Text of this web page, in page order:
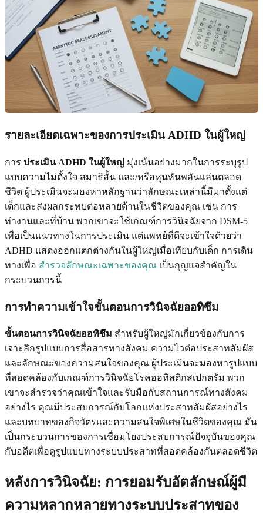
รายละเอียดเฉพาะของการประเมิน ADHD ในผู้ใหญ่
การ ประเมิน ADHD ในผู้ใหญ่ มุ่งเน้นอย่างมากในการระบุรูป
แบบความไม่ตั้งใจ สมาธิสั้น และ/หรือหุนหันพลันแล่นตลอด
ชีวิต ผู้ประเมินจะมองหาหลักฐานว่าลักษณะเหล่านี้มีมาตั้งแต่
เด็กและส่งผลกระทบต่อหลายด้านในชีวิตของคุณ เช่น การ
ทำงานและที่บ้าน พวกเขาจะใช้เกณฑ์การวินิจฉัยจาก DSM-5
เพื่อเป็นแนวทางในการประเมิน แต่แพทย์ที่ดีจะเข้าใจด้วยว่า
ADHD แสดงออกแตกต่างกันในผู้ใหญ่เมื่อเทียบกับเด็ก การเดิน
ทางเพื่อ สำรวจลักษณะเฉพาะของคุณ เป็นกุญแจสำคัญใน
กระบวนการนี้
การทำความเข้าใจขั้นตอนการวินิจฉัยออทิซึม
ขั้นตอนการวินิจฉัยออทิซึม สำหรับผู้ใหญ่มักเกี่ยวข้องกับการ
เจาะลึกรูปแบบการสื่อสารทางสังคม ความไวต่อประสาทสัมผัส
และลักษณะของความสนใจของคุณ ผู้ประเมินจะมองหารูปแบบ
ที่สอดคล้องกับเกณฑ์การวินิจฉัยโรคออทิสติกสเปกตรัม พวก
เขาจะสำรวจว่าคุณเข้าใจและรับมือกับสถานการณ์ทางสังคม
อย่างไร คุณมีประสบการณ์กับโลกแห่งประสาทสัมผัสอย่างไร
และบทบาทของกิจวัตรและความสนใจพิเศษในชีวิตของคุณ มัน
เป็นกระบวนการของการเชื่อมโยงประสบการณ์ปัจจุบันของคุณ
กับอดีตเพื่อดูรูปแบบทางระบบประสาทที่สอดคล้องกันตลอดชีวิต
หลังการวินิจฉัย: การยอมรับอัตลักษณ์ผู้มี
ความหลากหลายทางระบบประสาทของ